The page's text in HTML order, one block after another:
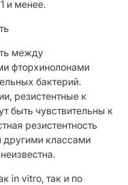
и менее.
между
фторхинолонами
бактерий.
резистентные к
быть чувствительны к
резистентность
классами
in vitro, так и по